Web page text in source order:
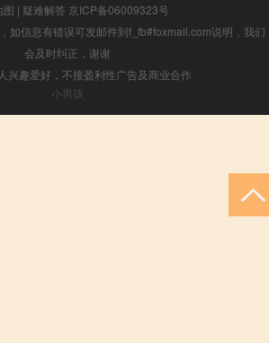
图 | 疑难解答 京ICP备06009323号
如信息有错误可发邮件到f_fb#foxmail.com说明，我们
会及时纠正，谢谢
兴趣爱好，不接盈利性广告及商业合作
小男孩